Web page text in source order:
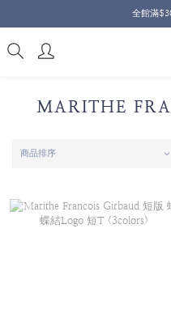
全館滿
MARITHE
商品排序